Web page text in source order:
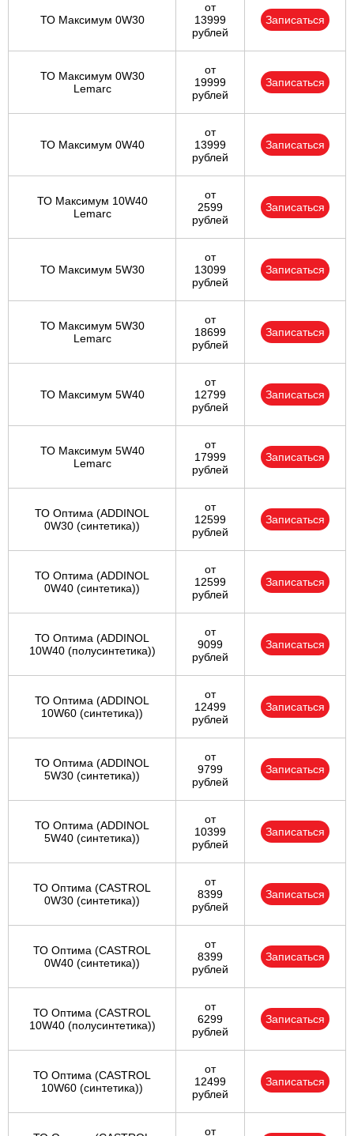
ТО Максимум 0W30
от
13999
рублей
Записаться
ТО Максимум 0W30
Lemarc
от
19999
рублей
Записаться
ТО Максимум 0W40
от
13999
рублей
Записаться
ТО Максимум 10W40
Lemarc
от
2599
рублей
Записаться
ТО Максимум 5W30
от
13099
рублей
Записаться
ТО Максимум 5W30
Lemarc
от
18699
рублей
Записаться
ТО Максимум 5W40
от
12799
рублей
Записаться
ТО Максимум 5W40
Lemarc
от
17999
рублей
Записаться
ТО Оптима (ADDINOL
0W30 (синтетика))
от
12599
рублей
Записаться
ТО Оптима (ADDINOL
0W40 (синтетика))
от
12599
рублей
Записаться
ТО Оптима (ADDINOL
10W40 (полусинтетика))
от
9099
рублей
Записаться
ТО Оптима (ADDINOL
10W60 (синтетика))
от
12499
рублей
Записаться
ТО Оптима (ADDINOL
5W30 (синтетика))
от
9799
рублей
Записаться
ТО Оптима (ADDINOL
5W40 (синтетика))
от
10399
рублей
Записаться
ТО Оптима (CASTROL
0W30 (синтетика))
от
8399
рублей
Записаться
ТО Оптима (CASTROL
0W40 (синтетика))
от
8399
рублей
Записаться
ТО Оптима (CASTROL
10W40 (полусинтетика))
от
6299
рублей
Записаться
ТО Оптима (CASTROL
10W60 (синтетика))
от
12499
рублей
Записаться
от